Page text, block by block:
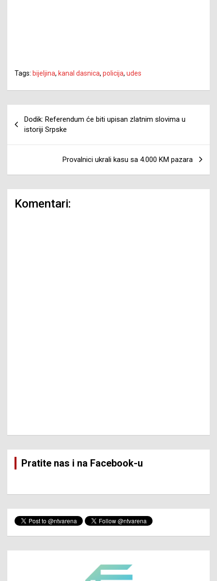
Tags: bijeljina, kanal dasnica, policija, udes
članaka
Dodik: Referendum će biti upisan zlatnim slovima u
istoriji Srpske
Provalnici ukrali kasu sa 4.000 KM pazara
Komentari:
Pratite nas i na Facebook-u